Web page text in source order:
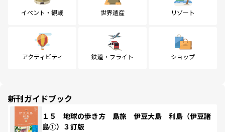
イベント・観戦 世界遺産 リゾート
アクティビティ 鉄道・フライト ショップ
新刊ガイドブック
１５ 地球の歩き方 島旅 伊豆大島 利島（伊豆諸
島①）３訂版